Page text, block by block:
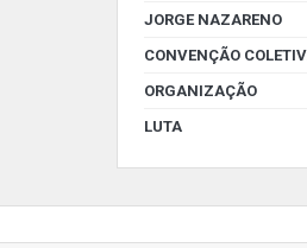
JORGE NAZARENO
CONVENÇÃO
ORGANIZAÇÃO
LUTA